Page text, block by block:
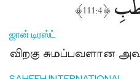
﴿111:4﴾
ஜான் டிரஸ்ட்
விறகு சுமப்பவளான